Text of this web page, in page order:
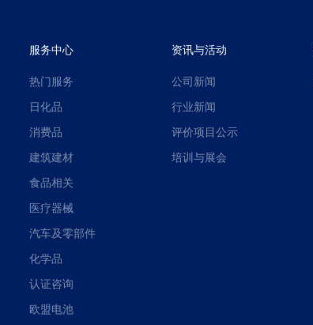
服务中心
热门服务
日化品
消费品
建筑建材
食品相关
医疗器械
汽车及零部件
化学品
认证咨询
欧盟电池
资讯与活动
公司新闻
行业新闻
评价项目公示
培训与展会